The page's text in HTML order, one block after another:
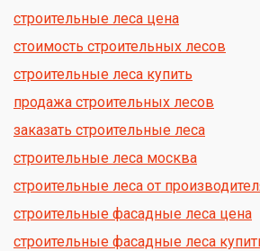
строительные леса цена
стоимость строительных лесов
строительные леса купить
продажа строительных лесов
заказать строительные леса
строительные леса москва
строительные леса от
строительные фасадные леса цена
строительные фасадные леса